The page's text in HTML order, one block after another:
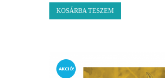
KOSÁRBA TESZEM
AKCIÓ!